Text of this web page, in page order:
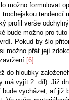
možno formulovat
tendencí
profil verše
bude možno pro
Pokud by šlo
možno přát její
[6]
do hloubky
má vyjít 2. díl). Již
bude vycházet, ať již